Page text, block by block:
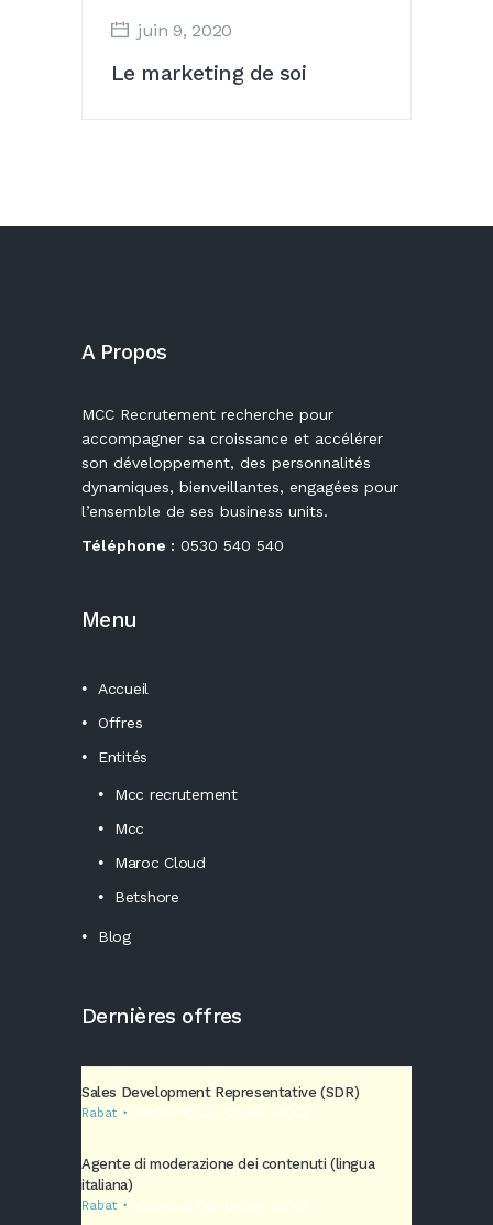
juin 9, 2020
Le marketing de soi
A Propos
MCC Recrutement recherche pour
accompagner sa croissance et accélérer
son développement, des personnalités
dynamiques, bienveillantes, engagées pour
l’ensemble de ses business units.
Téléphone : 0530 540 540
Menu
Accueil
Offres
Entités
Mcc recrutement
Mcc
Maroc Cloud
Betshore
Blog
Dernières offres
Sales Development Representative (SDR)
Rabat Marketing Call Center (MCC)
Agente di moderazione dei contenuti (lingua
italiana)
Rabat Marketing Call Center (MCC)